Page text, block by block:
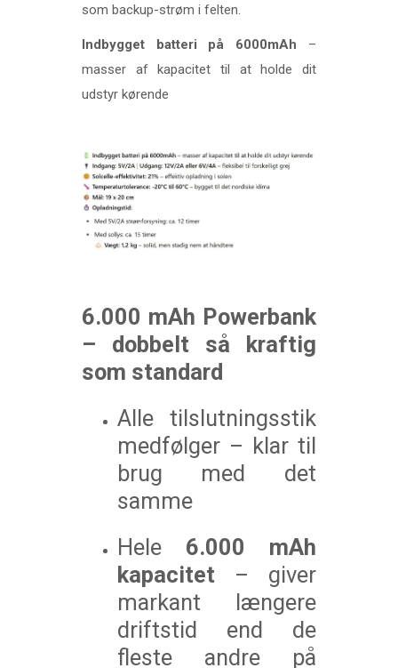
som backup-strøm i felten.
Indbygget batteri på 6000mAh –
masser af kapacitet til at holde dit
udstyr kørende
6.000 mAh Powerbank
– dobbelt så kraftig
som standard
Alle tilslutningsstik
medfølger – klar til
brug med det
samme
Hele 6.000 mAh
kapacitet– giver
markant længere
driftstid end de
fleste andre på